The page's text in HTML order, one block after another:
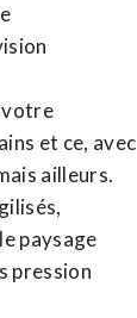
votre
et ce, avec
ailleurs.
paysage
pression